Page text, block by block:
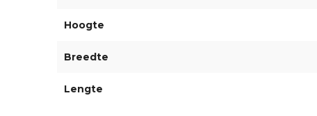
Hoogte
Breedte
Lengte